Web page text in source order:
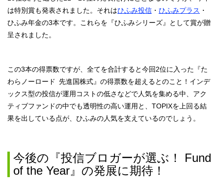
は特別賞も発表されました。それはひふみ投信 ・ ひふみプラス ・
ひふみ年金の3本です。これらを『ひふみシリーズ』として賞が贈
呈されました。
この3本の得票数ですが、全てを合計すると今回2位に入った『た
わらノーロード 先進国株式』の得票数を超えるとのこと！インデ
ックス型の投信が運用コストの低さなどで人気を集める中、アク
ティブファンドの中でも透明性の高い運用と、TOPIXを上回る結
果を出している点が、ひふみの人気を支えているのでしょう。
今後の『投信ブロガーが選ぶ！ Fund
of the Year』の発展に期待！